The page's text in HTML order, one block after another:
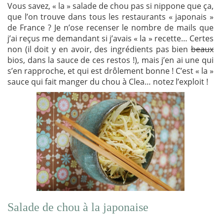
Vous savez, « la » salade de chou pas si nippone que ça,
que l’on trouve dans tous les restaurants « japonais »
de France ? Je n’ose recenser le nombre de mails que
j’ai reçus me demandant si j’avais « la » recette… Certes
non (il doit y en avoir, des ingrédients pas bien beaux
bios, dans la sauce de ces restos !), mais j’en ai une qui
s’en rapproche, et qui est drôlement bonne ! C’est « la »
sauce qui fait manger du chou à Clea… notez l’exploit !
Salade de chou à la japonaise